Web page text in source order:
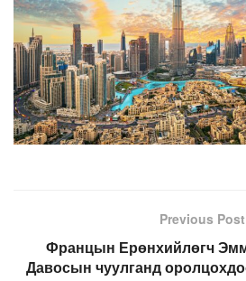
Previous Post
Францын Ерөнхийлөгч
Давосын чуулганд